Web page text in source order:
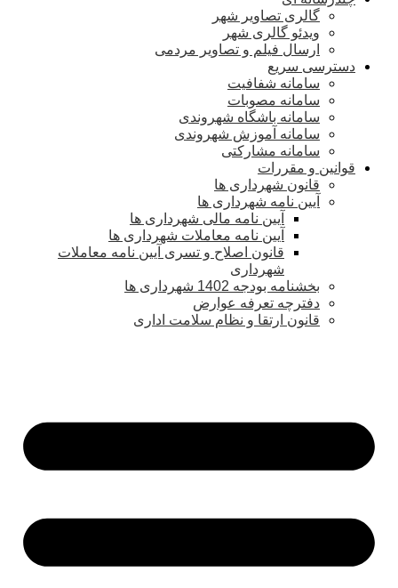
گالری تصاویر شهر
ویدئو گالری شهر
ارسال فیلم و تصاویر مردمی
دسترسی سریع
سامانه شفافیت
سامانه مصوبات
سامانه باشگاه شهروندی
سامانه آموزش شهروندی
سامانه مشارکتی
قوانین و مقررات
قانون شهرداری ها
آیین نامه شهرداری ها
آیین نامه مالی شهرداری ها
آیین نامه معاملات شهرداری ها
قانون اصلاح و تسری آیین نامه معاملات
شهرداری
بخشنامه بودجه 1402 شهرداری ها
دفترچه تعرفه عوارض
قانون ارتقا و نظام سلامت اداری